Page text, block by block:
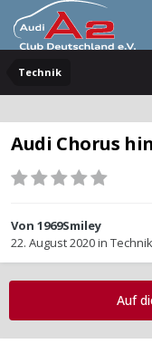
Technik
Audi Chorus
Von 1969Smiley
22. August 2020in Technik
Auf